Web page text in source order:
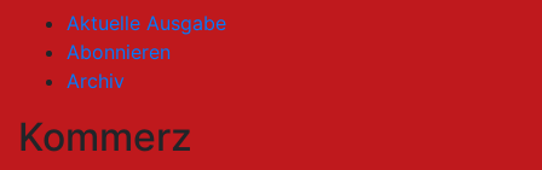
Aktuelle Ausgabe
Abonnieren
Archiv
Kommerz